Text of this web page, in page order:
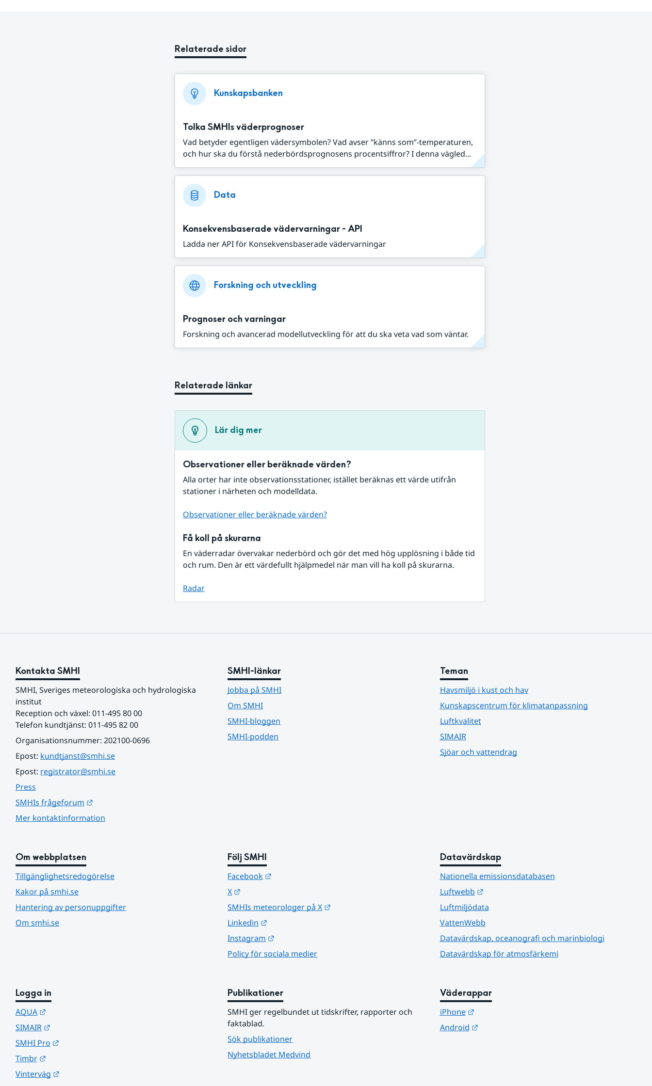
Relaterade sidor
Kunskapsbanken
Tolka SMHIs väderprognoser
Vad betyder egentligen vädersymbolen? Vad avser ”känns som”-temperaturen,
och hur ska du förstå nederbördsprognosens procentsiffror? I denna vägled...
Data
Konsekvensbaserade vädervarningar - API
Ladda ner API för Konsekvensbaserade vädervarningar
Forskning och utveckling
Prognoser och varningar
Forskning och avancerad modellutveckling för att du ska veta vad som väntar.
Relaterade länkar
Lär dig mer
Observationer eller beräknade värden?
Alla orter har inte observationsstationer, istället beräknas ett värde utifrån
stationer i närheten och modelldata.
Observationer eller beräknade värden?
Få koll på skurarna
En väderradar övervakar nederbörd och gör det med hög upplösning i både tid
och rum. Den är ett värdefullt hjälpmedel när man vill ha koll på skurarna.
Radar
Kontakta SMHI
SMHI, Sveriges meteorologiska och hydrologiska
institut
Reception och växel: 011-495 80 00
Telefon kundtjänst: 011-495 82 00
Organisationsnummer: 202100-0696
Epost: kundtjanst@smhi.se
Epost: registrator@smhi.se
Press
SMHIs frågeforum
Mer kontaktinformation
SMHI-länkar
Jobba på SMHI
Om SMHI
SMHI-bloggen
SMHI-podden
Teman
Havsmiljö i kust och hav
Kunskapscentrum för klimatanpassning
Luftkvalitet
SIMAIR
Sjöar och vattendrag
Om webbplatsen
Tillgänglighetsredogörelse
Kakor på smhi.se
Hantering av personuppgifter
Om smhi.se
Följ SMHI
Facebook
X
SMHIs meteorologer på X
Linkedin
Instagram
Policy för sociala medier
Datavärdskap
Nationella emissionsdatabasen
Luftwebb
Länk till annan webbplats.
Luftmiljödata
VattenWebb
Datavärdskap, oceanografi och marinbiologi
Datavärdskap för atmosfärkemi
Logga in
AQUA
SIMAIR
SMHI Pro
Timbr
Vinterväg
Publikationer
SMHI ger regelbundet ut tidskrifter, rapporter och
faktablad.
Sök publikationer
Nyhetsbladet Medvind
Väderappar
iPhone
Länk till annan webbplats.
Android
Länk till annan webbplats.